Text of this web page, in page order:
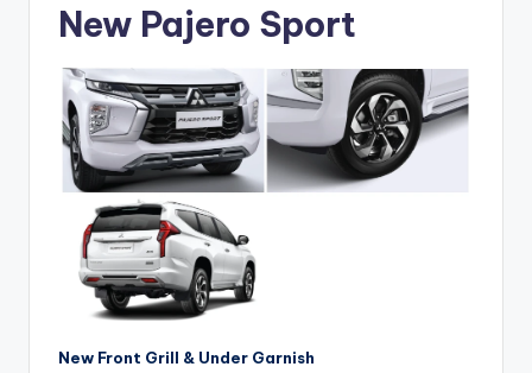
New Pajero Sport
New Front Grill & Under Garnish